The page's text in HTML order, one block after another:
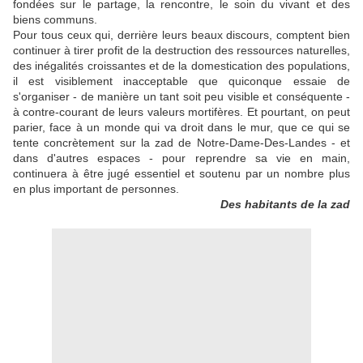
fondées sur le partage, la rencontre, le soin du vivant et des
biens communs.
Pour tous ceux qui, derrière leurs beaux discours, comptent bien
continuer à tirer profit de la destruction des ressources naturelles,
des inégalités croissantes et de la domestication des populations,
il est visiblement inacceptable que quiconque essaie de
s'organiser - de manière un tant soit peu visible et conséquente -
à contre-courant de leurs valeurs mortifères. Et pourtant, on peut
parier, face à un monde qui va droit dans le mur, que ce qui se
tente concrètement sur la zad de Notre-Dame-Des-Landes - et
dans d'autres espaces - pour reprendre sa vie en main,
continuera à être jugé essentiel et soutenu par un nombre plus
en plus important de personnes.
Des habitants de la zad